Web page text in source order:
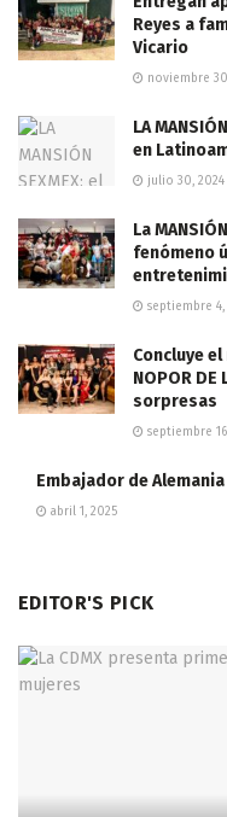
Reyes a
Vicario
noviembre
LA
en
julio 30, 2024
La
fenómeno
septiembre 4,
Concluye el
NOPOR DE
sorpresas
septiembre
Embajador de
abril 1, 2025
EDITOR'S PICK